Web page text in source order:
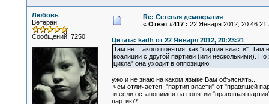
Любовь
Ветеран
Сообщений: 7250
Re: Сетевая демократия
« Ответ #417 : 22 Января 2012, 20:46:21
Цитата: kadh от 22 Января 2012, 20:23:21
Там нет такого понятия, как "партия власти".
коалиции с другой партией (или несколькими).
цикла" она уходит в оппозицию,
ужо и не знаю на каком языке Вам объяснять...
чем отличается "партия власти" от "правящей
и если остановимся на понятии "правящая
партию?